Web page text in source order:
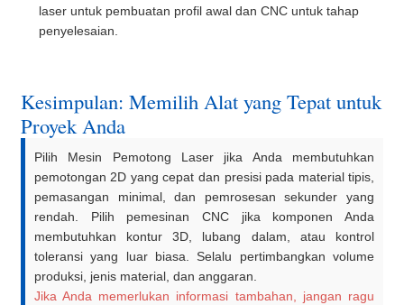
laser untuk pembuatan profil awal dan CNC untuk tahap
penyelesaian.
Kesimpulan: Memilih Alat yang Tepat untuk
Proyek Anda
Pilih Mesin Pemotong Laser jika Anda membutuhkan
pemotongan 2D yang cepat dan presisi pada material tipis,
pemasangan minimal, dan pemrosesan sekunder yang
rendah. Pilih pemesinan CNC jika komponen Anda
membutuhkan kontur 3D, lubang dalam, atau kontrol
toleransi yang luar biasa. Selalu pertimbangkan volume
produksi, jenis material, dan anggaran.
Jika Anda memerlukan informasi tambahan, jangan ragu